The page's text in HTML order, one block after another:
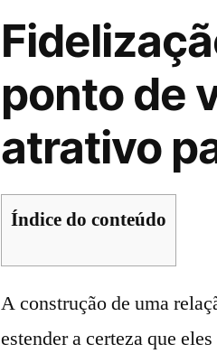
ponto de
atrativo
Índice do conteúdo
A construção de uma
estender a certeza que